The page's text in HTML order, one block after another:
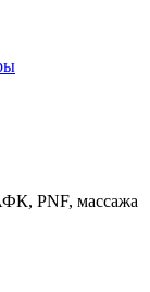
PNF, массажа